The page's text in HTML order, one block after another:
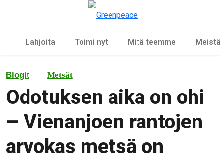
Lahjoita Toimi nyt Mitä teemme Meistä
Blogit Metsät
Odotuksen aika on ohi
– Vienanjoen rantojen
arvokas metsä on